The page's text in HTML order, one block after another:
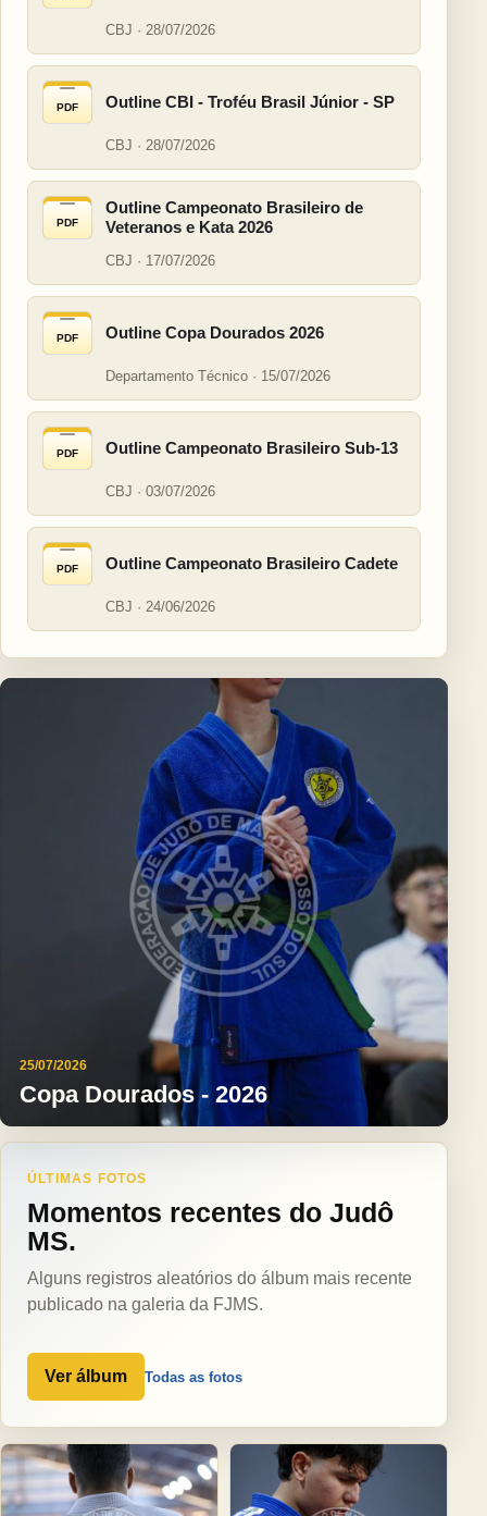
CBJ · 28/07/2026
PDF Outline CBI - Troféu Brasil Júnior - SP
CBJ · 28/07/2026
PDF
Outline Campeonato Brasileiro de
Veteranos e Kata 2026
CBJ · 17/07/2026
PDF Outline Copa Dourados 2026
Departamento Técnico · 15/07/2026
PDF Outline Campeonato Brasileiro Sub-13
CBJ · 03/07/2026
PDF Outline Campeonato Brasileiro Cadete
CBJ · 24/06/2026
25/07/2026
Copa Dourados - 2026
ÚLTIMAS FOTOS
Momentos recentes do Judô
MS.
Alguns registros aleatórios do álbum mais recente
publicado na galeria da FJMS.
Ver álbum Todas as fotos